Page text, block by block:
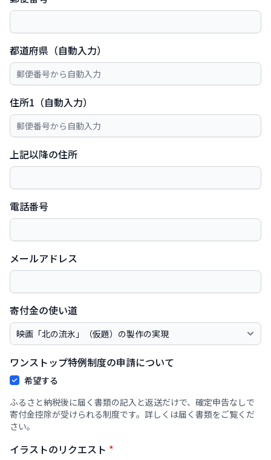
都道府県（自動入力）
住所1（自動入力）
上記以降の住所
電話番号
メールアドレス
寄付金の使い道
ワンストップ特例制度の申請について
希望する
ふるさと納税後に届く書類の記入と返送だけで、確定申告なしで
寄付金控除が受けられる制度です。詳しくは届く書類をご覧くだ
さい。
イラストのリクエスト *